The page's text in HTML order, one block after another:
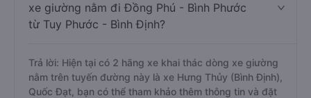
xe giường nằm đi Đồng Phú - Bình Phước
từ Tuy Phước - Bình Định?
Trả lời: Hiện tại có 2 hãng xe khai thác dòng xe giường
nằm trên tuyến đường này là xe Hưng Thủy (Bình Định),
Quốc Đạt, bạn có thể tham khảo thêm thông tin và đặt